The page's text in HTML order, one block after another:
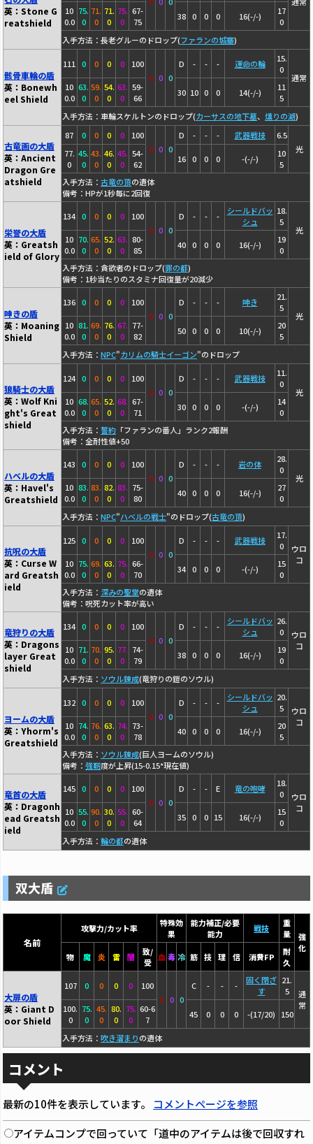
英：Stone G
reatshield
10
0.0
75.
0
71.
0
71.
0
75.
0
67-
75
38 0 0 0 16(-/-)
17
0
入手方法：長老グルーのドロップ(ファランの城塞)
骸骨車輪の盾
英：Bonewh
eel Shield
111 0 0 0 0
100
0 0 0
D - - - 運命の輪
15.
0
通常
10
0.0
63.
0
59.
0
54.
0
63.
0
59-
66
30 10 0 0 14(-/-)
11
5
入手方法：車輪スケルトンのドロップ(カーサスの地下墓、 燻りの湖)
古竜画の大盾
英：Ancient
Dragon Gre
atshield
87 0 0 0 0
100
0 0 0
D - - - 武器戦技
6.5
光
77.
0
45.
0
43.
0
46.
0
45.
0
54-
62
16 0 0 0 -(-/-)
10
5
入手方法： 古竜の頂の遺体
備考：HPが1秒毎に2回復
栄誉の大盾
英：Greatsh
ield of Glory
134 0 0 0 0
100
0 0 0
D - - -
シールドバッ
シュ
18.
5
光
10
0.0
70.
0
65.
0
52.
0
63.
0
80-
85
40 0 0 0 16(-/-)
19
0
入手方法：貪欲者のドロップ(罪の都)
備考：1秒当たりのスタミナ回復量が20減少
呻きの盾
英：Moaning
Shield
136 0 0 0 0
100
0 0 0
D - - - 呻き
21.
5
光
10
0.0
81.
0
69.
0
76.
0
67.
0
77-
82
50 0 0 0 10(-/-)
20
5
入手方法： NPC"カリムの騎士イーゴン"のドロップ
狼騎士の大盾
英：Wolf Kni
ght's Great
shield
124 0 0 0 0
100
0 0 0
D - - - 武器戦技
11.
0
光
10
0.0
68.
0
65.
0
52.
0
68.
0
67-
71
30 0 0 0 -(-/-)
14
0
入手方法： 誓約 「ファランの番人」ランク2報酬
備考：全耐性値+50
ハベルの大盾
英：Havel's
Greatshield
143 0 0 0 0
100
0 0 0
D - - - 岩の体
28.
0
光
10
0.0
83.
0
83.
0
82.
0
83.
0
75-
80
40 0 0 0 16(-/-)
27
0
入手方法： NPC"ハベルの戦士"のドロップ(古竜の頂)
抗呪の大盾
英：Curse W
ard Greatsh
ield
125 0 0 0 0
100
0 0 0
D - - - 武器戦技
17.
0
ウロ
コ
10
0.0
75.
0
69.
0
63.
0
75.
0
66-
70
34 0 0 0 -(-/-)
15
0
入手方法： 深みの聖堂の遺体
備考：呪死カット率が高い
竜狩りの大盾
英：Dragons
layer Great
shield
134 0 0 0 0
100
0 0 0
D - - -
シールドバッ
シュ
26.
0
ウロ
コ
10
0.0
71.
0
70.
0
95.
0
77.
0
74-
79
38 0 0 0 16(-/-)
19
0
入手方法： ソウル錬成(竜狩りの鎧のソウル)
ヨームの大盾
英：Yhorm's
Greatshield
132 0 0 0 0
100
0 0 0
D - - -
シールドバッ
シュ
20.
5
ウロ
コ
10
0.0
74.
0
76.
0
63.
0
74.
0
73-
78
40 0 0 0 16(-/-)
20
5
入手方法： ソウル錬成(巨人ヨームのソウル)
備考： 強靭度が上昇(15-0.15*現在値)
竜首の大盾
英：Dragonh
ead Greatsh
ield
145 0 0 0 0
100
0 0 0
D - - E 竜の咆哮
18.
0
ウロ
コ
10
0.0
55.
0
90.
0
30.
0
55.
0
60-
64
35 0 0 15 16(-/-)
15
0
入手方法： 輪の都の遺体
双大盾
名前
攻撃力/カット率
特殊効
果
能力補正/必要
能力
戦技
重
量
強
化
物
魔 炎 雷 闇
致/
受
血 毒 冷 筋 技 理 信 消費FP
耐
久
大扉の盾
英：Giant D
oor Shield
107 0 0 0 0
100
0 0 0
C - - -
固く閉ざ
す
21.
5
通
常
100.
0
75.
0
45.
0
80.
0
75.
0
60-6
7
45 0 0 0 -(17/20) 150
入手方法： 吹き溜まりの遺体
コメント
最新の10件を表示しています。 コメントページを参照
アイテムコンプで回っていて「道中のアイテムは後で回収すれ